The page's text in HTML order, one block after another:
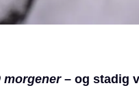
morgener– og stadig